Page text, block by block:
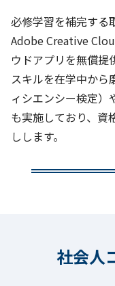
必修学習を補完する
Adobe Creative
ウドアプリを無償提
スキルを在学中から
ィシエンシー検定）
も実施しており、資
しします。
社会人